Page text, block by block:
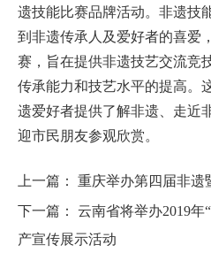
遗技能比赛品牌活动。非遗技
到非遗传承人及爱好者的喜爱
赛，旨在提供非遗技艺交流竞
传承能力和技艺水平的提高。
遗爱好者提供了解非遗、走近
迎市民朋友参观欣赏。
上一篇： 重庆举办第四届非遗
下一篇： 云南省将举办2019年
产宣传展示活动